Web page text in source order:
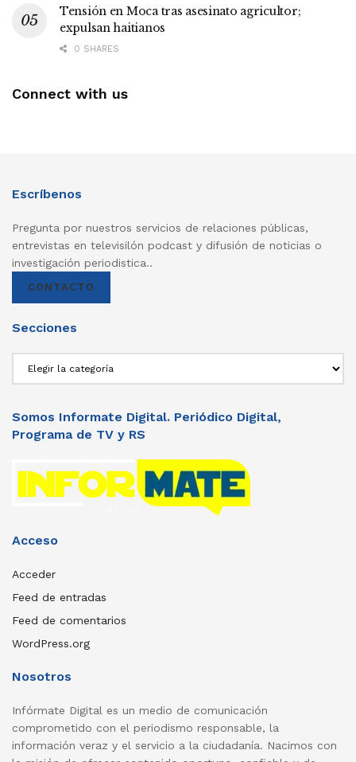
Tensión en Moca tras asesinato agricultor;
expulsan haitianos
0 SHARES
Connect with us
Escríbenos
Pregunta por nuestros servicios de relaciones públicas,
entrevistas en televisilón podcast y difusión de noticias o
investigación periodistica..
CONTACTO
Secciones
Somos Informate Digital. Periódico Digital,
Programa de TV y RS
Acceso
Acceder
Feed de entradas
Feed de comentarios
WordPress.org
Nosotros
Infórmate Digital es un medio de comunicación
comprometido con el periodismo responsable, la
información veraz y el servicio a la ciudadanía. Nacimos con